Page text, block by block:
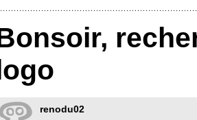
logo
renodu02